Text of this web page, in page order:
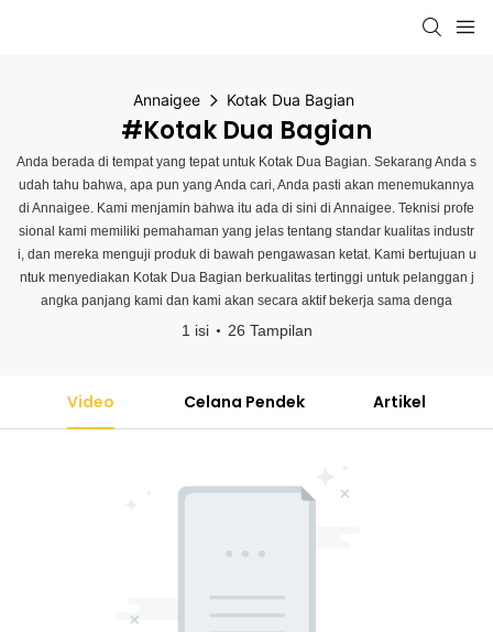
Annaigee Kotak Dua Bagian
#Kotak Dua Bagian
Anda berada di tempat yang tepat untuk Kotak Dua Bagian. Sekarang Anda s
udah tahu bahwa, apa pun yang Anda cari, Anda pasti akan menemukannya
di Annaigee. Kami menjamin bahwa itu ada di sini di Annaigee. Teknisi profe
sional kami memiliki pemahaman yang jelas tentang standar kualitas industr
i, dan mereka menguji produk di bawah pengawasan ketat. Kami bertujuan u
ntuk menyediakan Kotak Dua Bagian berkualitas tertinggi untuk pelanggan j
angka panjang kami dan kami akan secara aktif bekerja sama denga
1 isi 26 Tampilan
Video Celana Pendek Artikel